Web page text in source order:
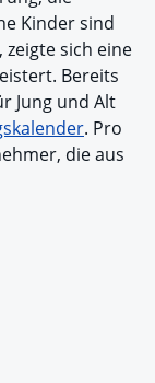
Kinder sind
zeigte sich eine
Bereits
Jung und Alt
. Pro
die aus